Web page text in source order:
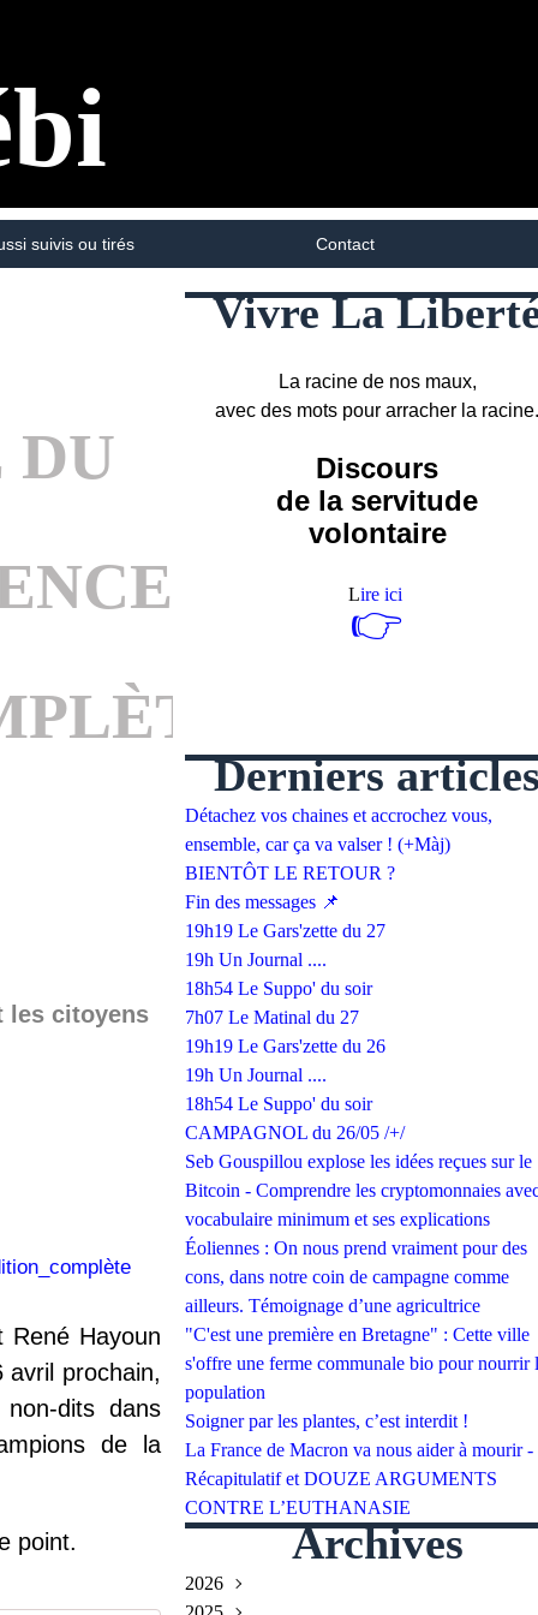
suivis ou tirés Contact
DU
les citoyens
René Hayoun
avril prochain,
dits dans
de la
point.
Vivre La
La racine de nos maux,
avec des mots pour arracher la racine.
Discours
de la servitude
volontaire
Lire ici
👉
Derniers
Détachez vos chaines et accrochez vous,
ensemble, car ça va valser ! (+Màj)
BIENTÔT LE RETOUR ?
Fin des messages 📌
19h19 Le Gars'zette du 27
19h Un Journal ....
18h54 Le Suppo' du soir
7h07 Le Matinal du 27
19h19 Le Gars'zette du 26
19h Un Journal ....
18h54 Le Suppo' du soir
CAMPAGNOL du 26/05 /+/
Seb Gouspillou explose les idées reçues sur le
Bitcoin - Comprendre les cryptomonnaies
vocabulaire minimum et ses explications
Éoliennes : On nous prend vraiment pour des
cons, dans notre coin de campagne comme
ailleurs. Témoignage d’une agricultrice
"C'est une première en Bretagne" : Cette ville
s'offre une ferme communale bio pour nourrir
population
Soigner par les plantes, c’est interdit !
La France de Macron va nous aider à mourir -
Récapitulatif et DOUZE ARGUMENTS
CONTRE L’EUTHANASIE
Archives
2026